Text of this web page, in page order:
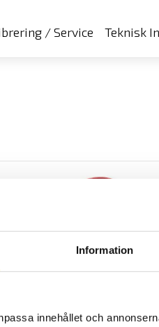
Information
innehållet och
/ Service Teknisk